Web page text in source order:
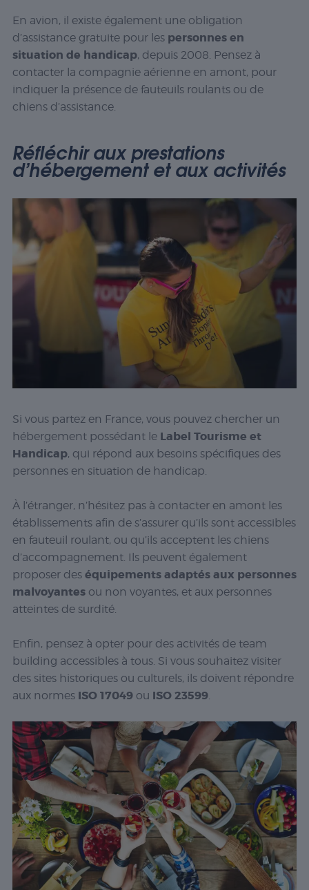
En avion, il existe également une obligation
d’assistance gratuite pour les personnes en
situation de handicap, depuis 2008. Pensez à
contacter la compagnie aérienne en amont, pour
indiquer la présence de fauteuils roulants ou de
chiens d’assistance.
Réfléchir aux prestations
d’hébergement et aux activités
Si vous partez en France, vous pouvez chercher un
hébergement possédant le Label Tourisme et
Handicap, qui répond aux besoins spécifiques des
personnes en situation de handicap.
À l’étranger, n’hésitez pas à contacter en amont les
établissements afin de s’assurer qu’ils sont accessibles
en fauteuil roulant, ou qu’ils acceptent les chiens
d’accompagnement. Ils peuvent également
proposer des équipements adaptés aux personnes
malvoyantesou non voyantes, et aux personnes
atteintes de surdité.
Enfin, pensez à opter pour des activités de team
building accessibles à tous. Si vous souhaitez visiter
des sites historiques ou culturels, ils doivent répondre
aux normesISO 17049 ou ISO 23599.